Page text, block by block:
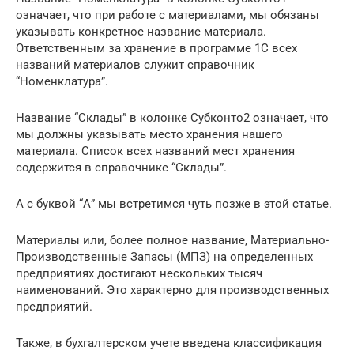
означает, что при работе с материалами, мы обязаны
указывать конкретное название материала.
Ответственным за хранение в программе 1С всех
названий материалов служит справочник
“Номенклатура”.
Название “Склады” в колонке Субконто2 означает, что
мы должны указывать место хранения нашего
материала. Список всех названий мест хранения
содержится в справочнике “Склады”.
А с буквой “А” мы встретимся чуть позже в этой статье.
Материалы или, более полное название, Материально-
Производственные Запасы (МПЗ) на определенных
предприятиях достигают нескольких тысяч
наименований. Это характерно для производственных
предприятий.
Также, в бухгалтерском учете введена классификация